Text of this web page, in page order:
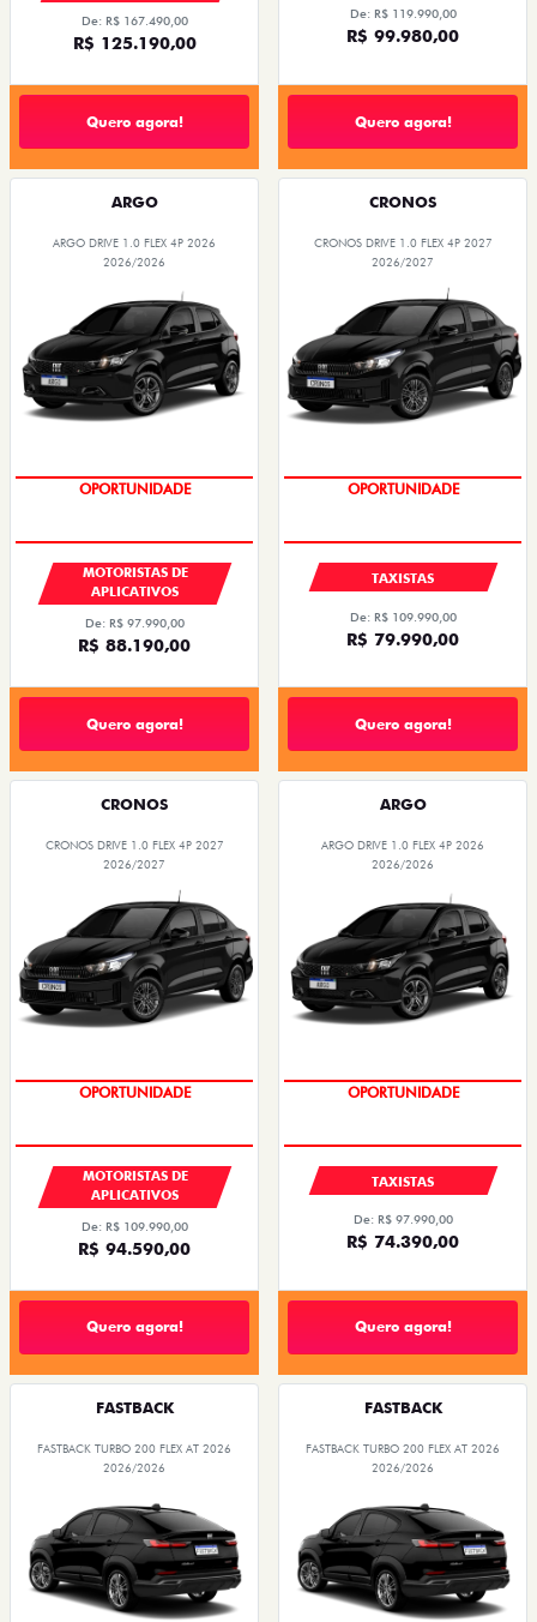
De: R$ 167.490,00
R$ 125.190,00
Quero agora!
De: R$ 119.990,00
R$ 99.980,00
Quero agora!
ARGO
ARGO DRIVE 1.0 FLEX 4P 2026
2026/2026
OPORTUNIDADE
MOTORISTAS DE
APLICATIVOS
De: R$ 97.990,00
R$ 88.190,00
Quero agora!
CRONOS
CRONOS DRIVE 1.0 FLEX 4P 2027
2026/2027
OPORTUNIDADE
TAXISTAS
De: R$ 109.990,00
R$ 79.990,00
Quero agora!
CRONOS
CRONOS DRIVE 1.0 FLEX 4P 2027
2026/2027
OPORTUNIDADE
MOTORISTAS DE
APLICATIVOS
De: R$ 109.990,00
R$ 94.590,00
Quero agora!
ARGO
ARGO DRIVE 1.0 FLEX 4P 2026
2026/2026
OPORTUNIDADE
TAXISTAS
De: R$ 97.990,00
R$ 74.390,00
Quero agora!
FASTBACK
FASTBACK TURBO 200 FLEX AT 2026
2026/2026
FASTBACK
FASTBACK TURBO 200 FLEX AT 2026
2026/2026